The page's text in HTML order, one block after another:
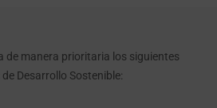
de manera prioritaria los siguientes
Desarrollo Sostenible: